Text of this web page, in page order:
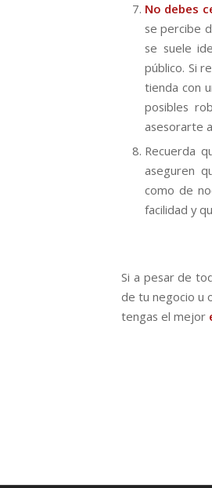
No debes
se percibe
se suele
público. Si
tienda con
posibles
asesorarte
Recuerda
aseguren
como de
facilidad y
Si a pesar de
de tu negocio u
tengas el mejor